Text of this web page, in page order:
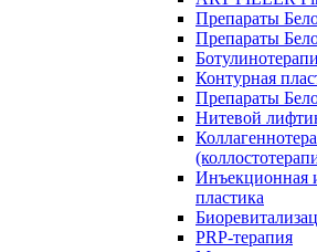
Препараты
Препараты
Контурная
Препараты
Нитевой
Инъекционная
пластика
PRP-терапия